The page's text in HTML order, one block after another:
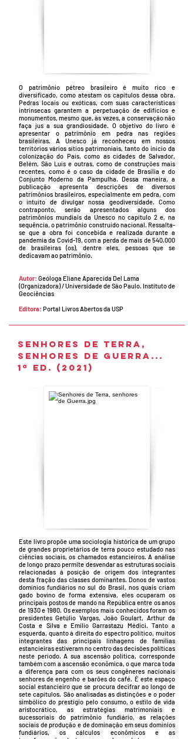
O patrimônio pétreo brasileiro é muito rico e
diversificado, como atestam os capítulos dessa obra.
Pedras locais ou exóticas, com suas características
intrínsecas garantem a perpetuação de edifícios e
monumentos, mesmo que, às vezes, a conservação não
faça jus a sua grandiosidade. O objetivo do livro é
apresentar o patrimônio em pedra nas regiões
brasileiras. A Unesco já reconheceu em nossos
territórios vários sítios patrimoniais, tanto do início da
colonização do País, como as cidades de Salvador,
Belém, São Luís e outras, como de construções mais
recentes, como é o caso da cidade de Brasília e do
Conjunto Moderno da Pampulha. Dessa maneira, a
publicação apresenta descrições de diversos
patrimônios brasileiros, especialmente em pedra, com
o intuito de divulgar nossa geodiversidade. Como
contraponto, serão apresentados alguns dos
patrimônios mundiais da Unesco no capítulo 2 e, na
sequência, o patrimônio construído nacional. Ressalta-
se que a obra foi concebida e realizada durante a
pandemia da Covid-19, com a perda de mais de 540.000
de brasileiras (os), dentre eles, pessoas que se
dedicavam ao patrimônio.
Autor: Geóloga Eliane Aparecida Del Lama
(Organizadora) / Universidade de São Paulo. Instituto de
Geociências
Editora: Portal Livros Abertos da USP
SENHORES DE TERRA,
SENHORES DE GUERRA...
1ª ED. (2021)
Este livro propõe uma sociologia histórica de um grupo
de grandes proprietários de terra pouco estudado nas
ciências sociais, os chamados estancieiros. A análise
de longo prazo permite desvendar as estruturas sociais
relacionadas à posição de origem dos integrantes
desta fração das classes dominantes. Donos de vastos
domínios fundiários no sul do Brasil, nos quais criam
gado bovino de forma extensiva, eles ocuparam os
principais postos de mando na República entre os anos
de 1930 e 1980. Os exemplos mais conhecidos foram os
presidentes Getúlio Vargas, João Goulart, Arthur da
Costa e Silva e Emílio Garrastazu Médici. Tanto a
esquerda, quanto à direita do espectro político, muitos
integrantes das principais linhagens de famílias
estancieiras estiveram no centro das decisões políticas
neste período. A sua ascensão política, corresponde
também com a ascensão econômica, o que marca toda
a diferença para com os seus congêneres nacionais
senhores de engenho e barões do café. É este espaço
social estancieiro que se procura decifrar ao longo de
sete capítulos. São analisadas as distinções e o poder
simbólico do prestígio pelo consumo, o estilo de vida
aristocrático, as estratégias matrimoniais e
sucessoriais do patrimônio fundiário, as relações
sociais de produção e de dominação em seus domínios
fundiários, os cálculos econômicos e as